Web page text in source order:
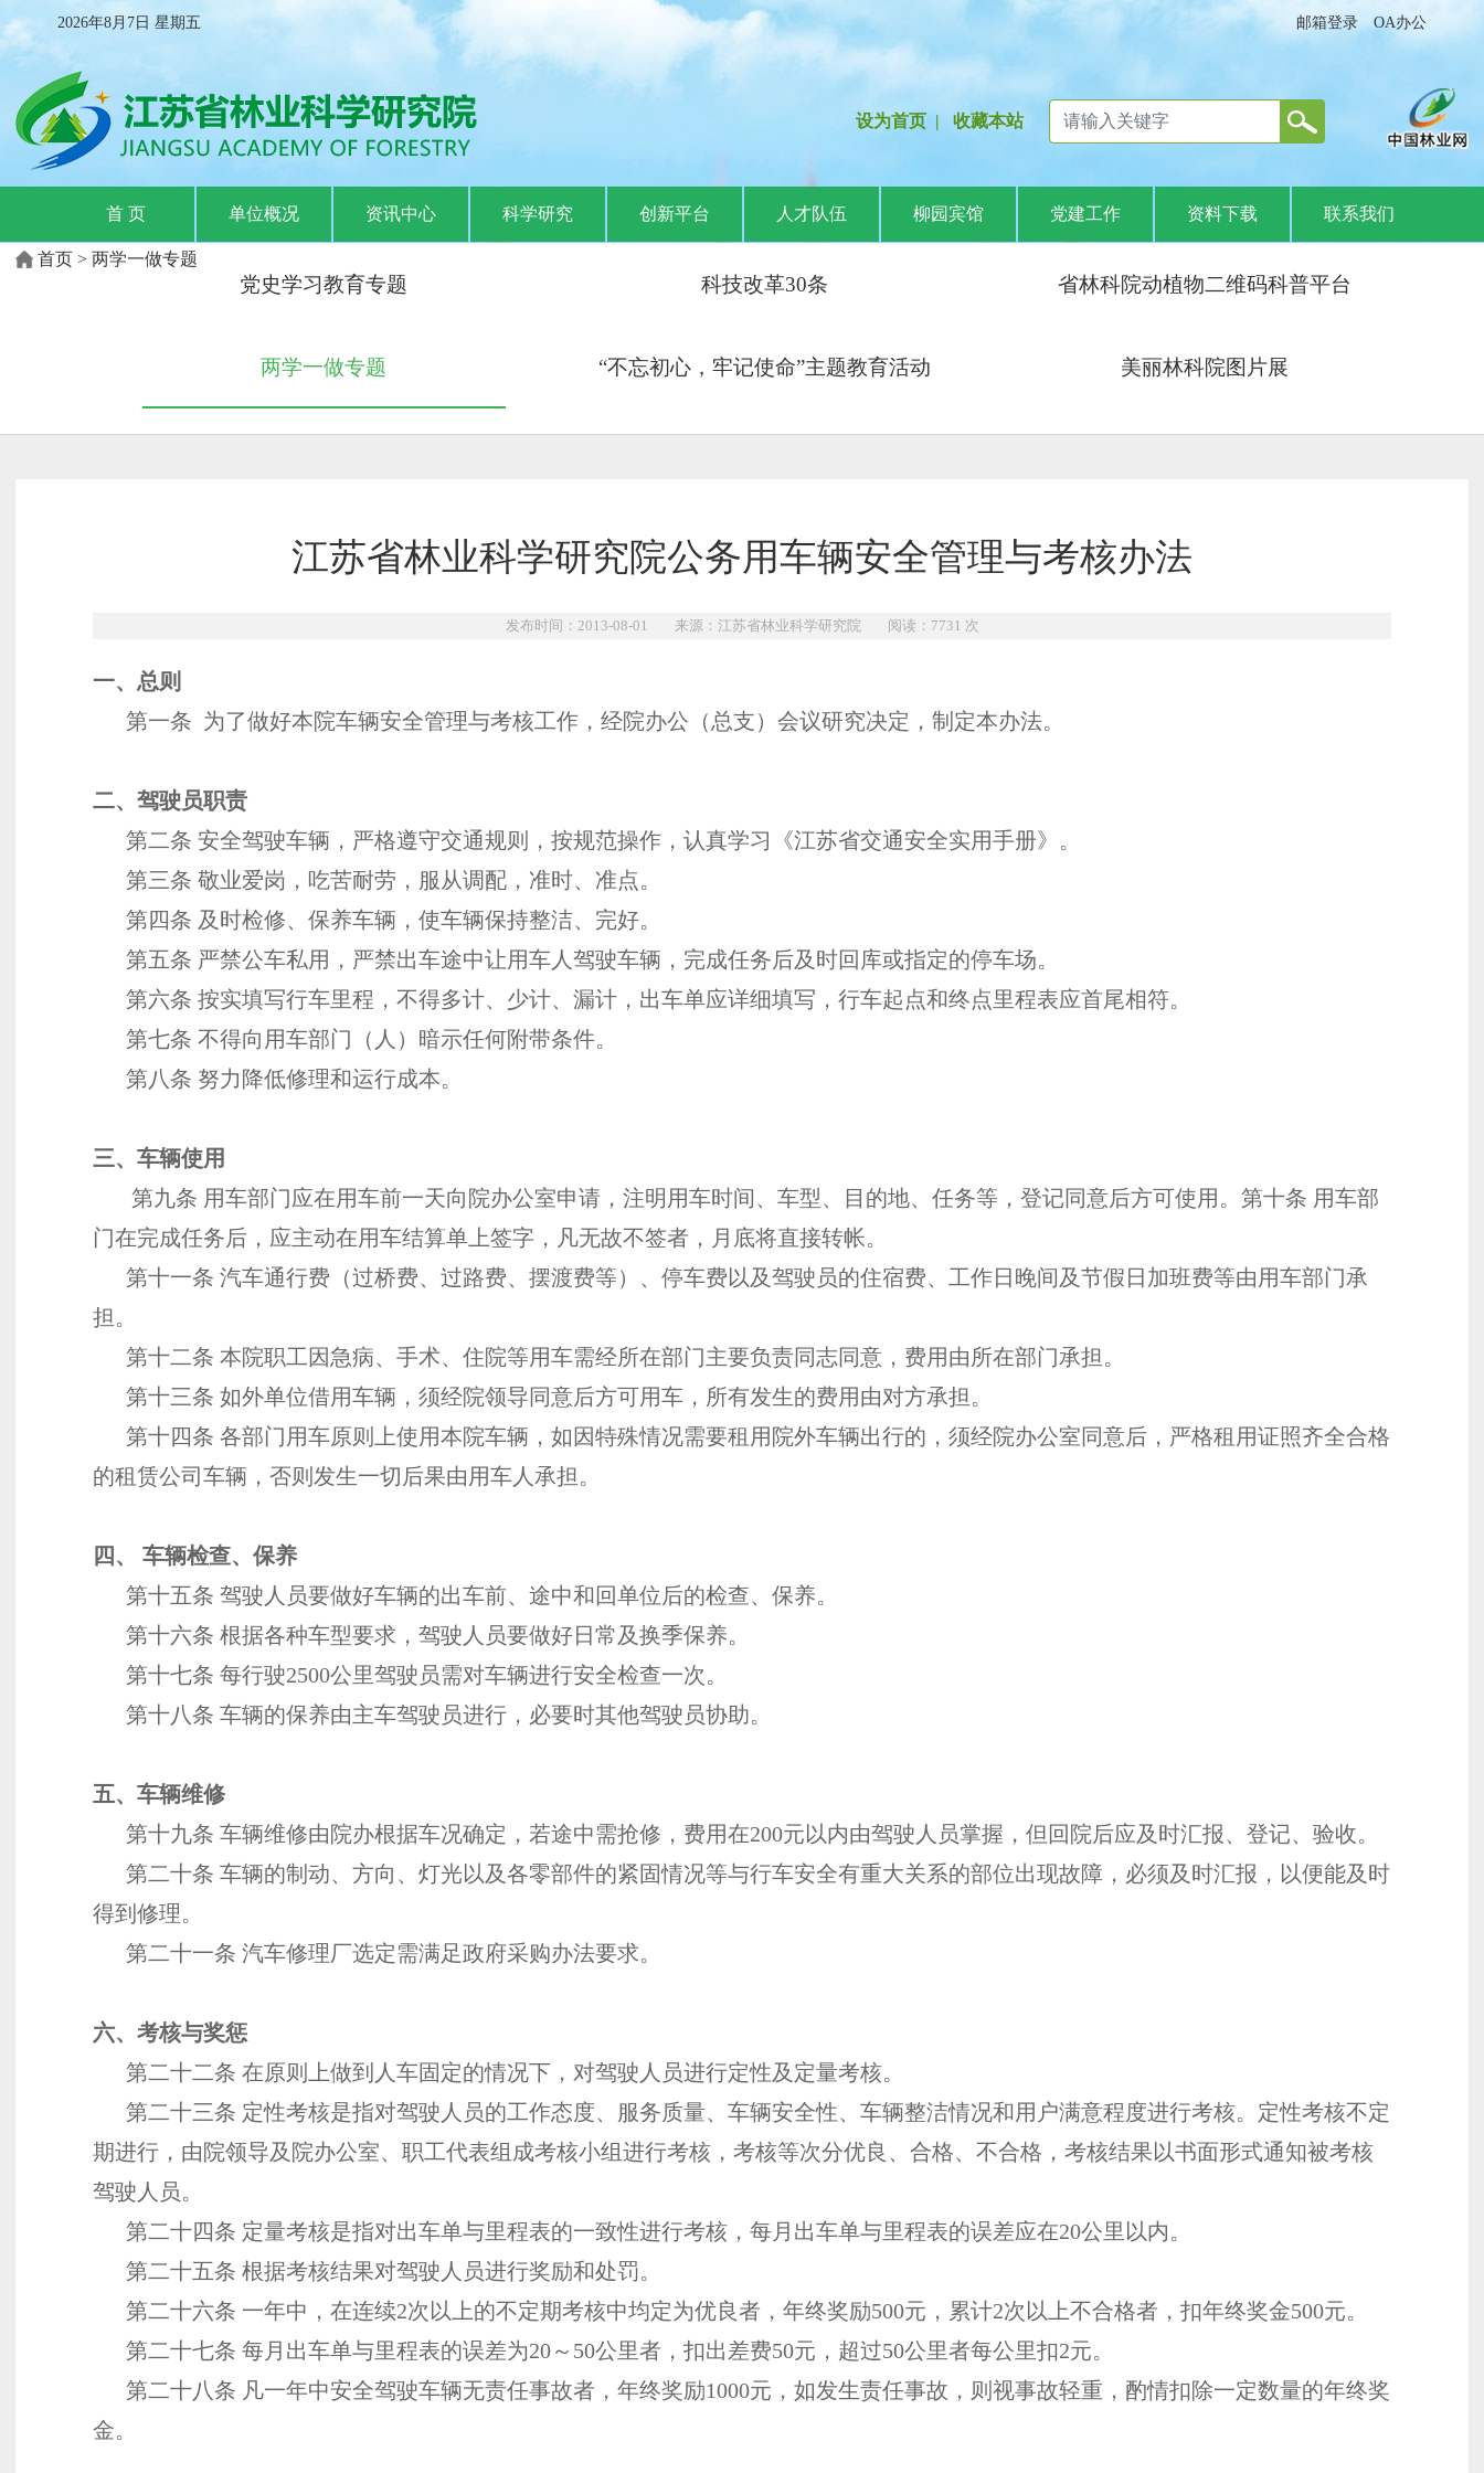
2026年8月7日 星期五 邮箱登录 OA办公
设为首页 | 收藏本站
首 页 单位概况 资讯中心 科学研究 创新平台 人才队伍 柳园宾馆 党建工作 资料下载 联系我们
首页 > 两学一做专题
党史学习教育专题 科技改革30条 省林科院动植物二维码科普平台
两学一做专题 “不忘初心，牢记使命”主题教育活动 美丽林科院图片展
江苏省林业科学研究院公务用车辆安全管理与考核办法
发布时间：2013-08-01 来源：江苏省林业科学研究院 阅读： 7731 次
一、总则
第一条 为了做好本院车辆安全管理与考核工作，经院办公（总支）会议研究决定，制定本办法。
二、驾驶员职责
第二条 安全驾驶车辆，严格遵守交通规则，按规范操作，认真学习《江苏省交通安全实用手册》。
第三条 敬业爱岗，吃苦耐劳，服从调配，准时、准点。
第四条 及时检修、保养车辆，使车辆保持整洁、完好。
第五条 严禁公车私用，严禁出车途中让用车人驾驶车辆，完成任务后及时回库或指定的停车场。
第六条 按实填写行车里程，不得多计、少计、漏计，出车单应详细填写，行车起点和终点里程表应首尾相符。
第七条 不得向用车部门（人）暗示任何附带条件。
第八条 努力降低修理和运行成本。
三、车辆使用
第九条 用车部门应在用车前一天向院办公室申请，注明用车时间、车型、目的地、任务等，登记同意后方可使用。第十条 用车部
门在完成任务后，应主动在用车结算单上签字，凡无故不签者，月底将直接转帐。
第十一条 汽车通行费（过桥费、过路费、摆渡费等）、停车费以及驾驶员的住宿费、工作日晚间及节假日加班费等由用车部门承
担。
第十二条 本院职工因急病、手术、住院等用车需经所在部门主要负责同志同意，费用由所在部门承担。
第十三条 如外单位借用车辆，须经院领导同意后方可用车，所有发生的费用由对方承担。
第十四条 各部门用车原则上使用本院车辆，如因特殊情况需要租用院外车辆出行的，须经院办公室同意后，严格租用证照齐全合格
的租赁公司车辆，否则发生一切后果由用车人承担。
四、 车辆检查、保养
第十五条 驾驶人员要做好车辆的出车前、途中和回单位后的检查、保养。
第十六条 根据各种车型要求，驾驶人员要做好日常及换季保养。
第十七条 每行驶2500公里驾驶员需对车辆进行安全检查一次。
第十八条 车辆的保养由主车驾驶员进行，必要时其他驾驶员协助。
五、车辆维修
第十九条 车辆维修由院办根据车况确定，若途中需抢修，费用在200元以内由驾驶人员掌握，但回院后应及时汇报、登记、验收。
第二十条 车辆的制动、方向、灯光以及各零部件的紧固情况等与行车安全有重大关系的部位出现故障，必须及时汇报，以便能及时
得到修理。
第二十一条 汽车修理厂选定需满足政府采购办法要求。
六、考核与奖惩
第二十二条 在原则上做到人车固定的情况下，对驾驶人员进行定性及定量考核。
第二十三条 定性考核是指对驾驶人员的工作态度、服务质量、车辆安全性、车辆整洁情况和用户满意程度进行考核。定性考核不定
期进行，由院领导及院办公室、职工代表组成考核小组进行考核，考核等次分优良、合格、不合格，考核结果以书面形式通知被考核
驾驶人员。
第二十四条 定量考核是指对出车单与里程表的一致性进行考核，每月出车单与里程表的误差应在20公里以内。
第二十五条 根据考核结果对驾驶人员进行奖励和处罚。
第二十六条 一年中，在连续2次以上的不定期考核中均定为优良者，年终奖励500元，累计2次以上不合格者，扣年终奖金500元。
第二十七条 每月出车单与里程表的误差为20～50公里者，扣出差费50元，超过50公里者每公里扣2元。
第二十八条 凡一年中安全驾驶车辆无责任事故者，年终奖励1000元，如发生责任事故，则视事故轻重，酌情扣除一定数量的年终奖
金。